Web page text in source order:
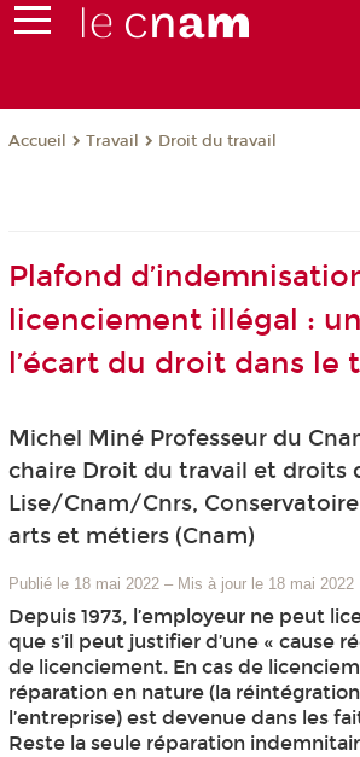
Accueil Travail Droit du travail
Plafond
licenciement illégal :
l’écart du droit dans le
Michel Miné Professeur du
chaire Droit du travail et droits
Lise/Cnam/Cnrs,
arts et métiers (Cnam)
Publié le 18 mai 2022 – Mis à jour le 18 mai 2022
Depuis 1973, l’employeur ne peut
que s’il peut justifier d’une « cause
de licenciement. En cas de
réparation en nature (la
l’entreprise) est devenue dans les
Reste la seule réparation